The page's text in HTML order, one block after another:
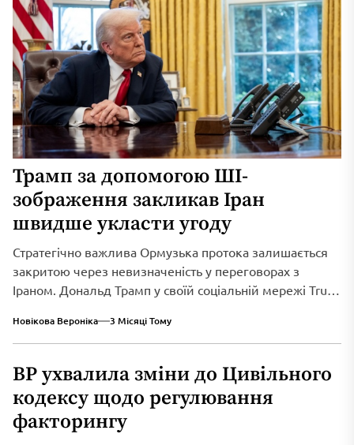
Трамп за допомогою ШІ-
зображення закликав Іран
швидше укласти угоду
Стратегічно важлива Ормузька протока залишається
закритою через невизначеність у переговорах з
Іраном. Дональд Трамп у своїй соціальній мережі Truth
Новікова Вероніка 3 Місяці Тому
ВР ухвалила зміни до Цивільного
кодексу щодо регулювання
факторингу